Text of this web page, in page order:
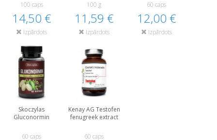
100 caps
14,50 €
Izpārdots
100 g
11,59 €
Izpārdots
60 caps
12,00 €
Izpārdots
Skoczylas
Gluconormin
60 caps
Kenay AG Testofen
fenugreek extract
60 caps